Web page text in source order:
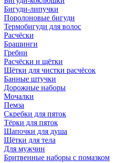
Бигуди-липучки
Поролоновые бигуди
Термобигуди для волос
Расчёски
Брашинги
Гребни
Расчёски и щётки
Щётки для чистки расчёсок
Банные штучки
Дорожные наборы
Мочалки
Пемза
Скребки для пяток
Тёрки для пяток
Шапочки для душа
Щётки для тела
Для мужчин
Бритвенные наборы с помазком